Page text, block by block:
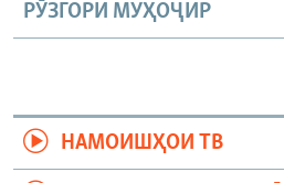
РӮЗГОРИ МУҲОҶИР
НАМОИШҲОИ ТВ